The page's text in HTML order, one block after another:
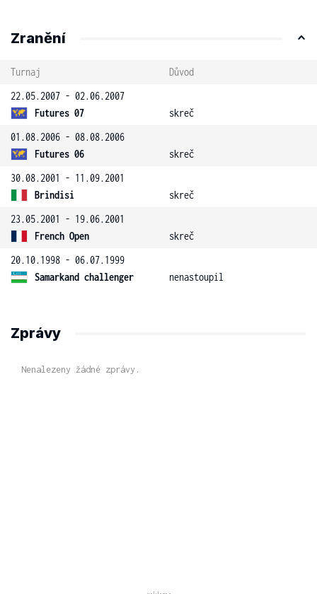
Zranění
Turnaj
Důvod
22.05.2007 - 02.06.2007
Futures 07
skreč
01.08.2006 - 08.08.2006
Futures 06
skreč
30.08.2001 - 11.09.2001
Brindisi
skreč
23.05.2001 - 19.06.2001
French Open
skreč
20.10.1998 - 06.07.1999
Samarkand challenger
nenastoupil
Zprávy
Nenalezeny žádné zprávy.